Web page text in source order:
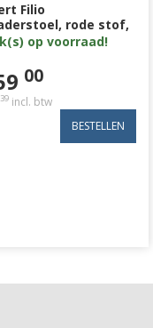
Filio
rode stof,
binnenkant
buitenkant
en armleuning
zilvergrijs 4
op voorraad!
00
39 incl. btw